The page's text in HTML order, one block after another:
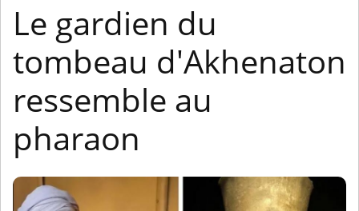
Le gardien du
tombeau d'Akhenaton
ressemble au
pharaon